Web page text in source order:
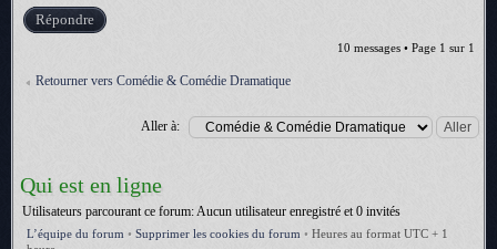
Répondre
10 messages • Page 1 sur 1
Retourner vers Comédie & Comédie Dramatique
Aller à:
Qui est en ligne
Utilisateurs parcourant ce forum: Aucun utilisateur enregistré et 0 invités
L’équipe du forum • Supprimer les cookies du forum • Heures au format UTC + 1